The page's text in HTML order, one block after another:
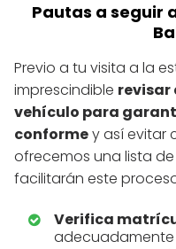
Pautas a seguir
Previo a tu visita a la
imprescindible revisar
vehículo para
conformey así evitar
ofrecemos una lista
facilitarán este
Verifica
adecuadamente